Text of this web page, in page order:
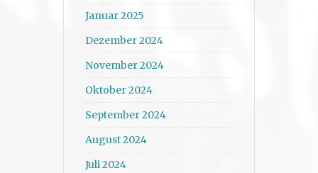
Januar 2025
Dezember 2024
November 2024
Oktober 2024
September 2024
August 2024
Juli 2024